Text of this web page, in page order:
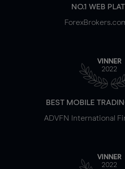
NO.1 WEB
VINNER
2022
BEST MOBILE
ADVFN International
VINNER
2022